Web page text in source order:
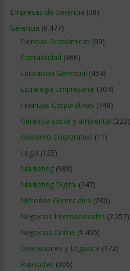
Empresas de Gerencia (38)
Gerencia (9.477)
Ciencias Económicas (80)
Contabilidad (466)
Educacion Gerencial (454)
Estrategia Empresarial (304)
Finanzas Corporativas (748)
Gerencia social y ambiental (223)
Gobierno Corporativo (11)
Legal (125)
Marketing(988)
Marketing Digital (247)
Métodos Gerenciales (280)
Negocios Internacionales (2.257)
Negocios Online (1.405)
Operaciones y Logística (172)
Publicidad (306)